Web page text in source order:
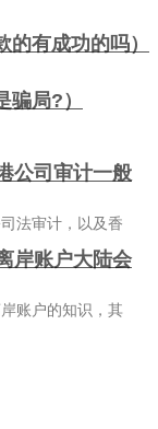
有成功的吗）
局?）
公司审计一般
法审计，以及香
岸账户大陆会
账户的知识，其